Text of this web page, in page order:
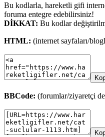
Bu kodlarla, hareketli gifi
foruma entegre edebilirsiniz!
DİKKAT: Bu kodlar
HTML: (internet sayfaları/
BBCode: (forumlar/ziyaretçi